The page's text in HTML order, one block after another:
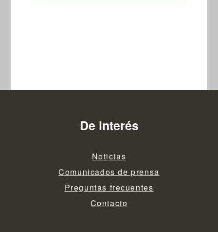
De interés
Noticias
Comunicados de prensa
Preguntas frecuentes
Contacto